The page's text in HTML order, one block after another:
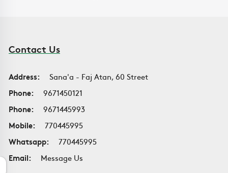
Contact Us
Address:
Sana'a - Faj Atan, 60 Street
Phone:
9671450121
Phone:
9671445993
Mobile:
770445995
Whatsapp:
770445995
Email:
Message Us